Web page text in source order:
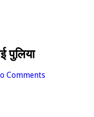
पुलिया
Comments